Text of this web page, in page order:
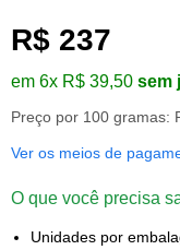
R$ 237
em 6x R$ 39,50 sem
Preço por 100 gramas:
Ver os meios de
O que você precisa
Unidades por